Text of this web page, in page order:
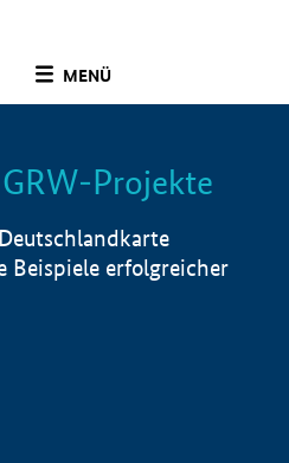
MENÜ
Info
Projekte
Beispiele erfolgreicher